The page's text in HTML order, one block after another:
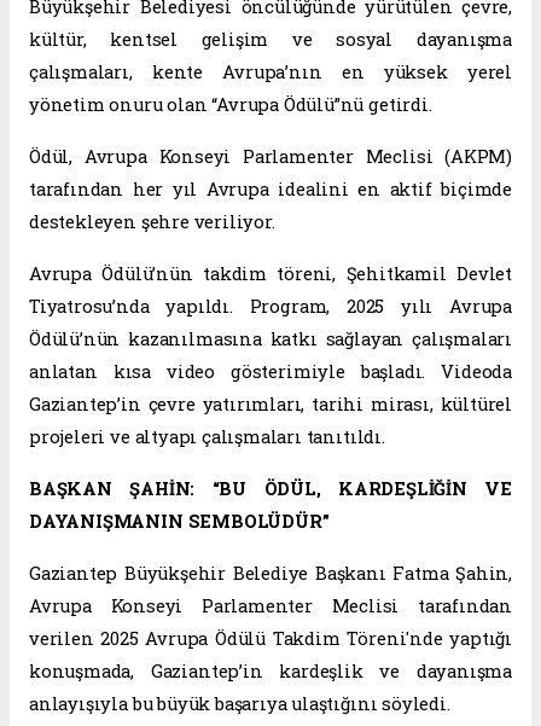
Büyükşehir Belediyesi öncülüğünde yürütülen çevre,
kültür, kentsel gelişim ve sosyal dayanışma
çalışmaları, kente Avrupa’nın en yüksek yerel
yönetim onuru olan “Avrupa Ödülü”nü getirdi.
Ödül, Avrupa Konseyi Parlamenter Meclisi (AKPM)
tarafından her yıl Avrupa idealini en aktif biçimde
destekleyen şehre veriliyor.
Avrupa Ödülü’nün takdim töreni, Şehitkamil Devlet
Tiyatrosu’nda yapıldı. Program, 2025 yılı Avrupa
Ödülü’nün kazanılmasına katkı sağlayan çalışmaları
anlatan kısa video gösterimiyle başladı. Videoda
Gaziantep’in çevre yatırımları, tarihi mirası, kültürel
projeleri ve altyapı çalışmaları tanıtıldı.
BAŞKAN ŞAHİN: “BU ÖDÜL, KARDEŞLİĞİN VE
DAYANIŞMANIN SEMBOLÜDÜR”
Gaziantep Büyükşehir Belediye Başkanı Fatma Şahin,
Avrupa Konseyi Parlamenter Meclisi tarafından
verilen 2025 Avrupa Ödülü Takdim Töreni'nde yaptığı
konuşmada, Gaziantep’in kardeşlik ve dayanışma
anlayışıyla bu büyük başarıya ulaştığını söyledi.